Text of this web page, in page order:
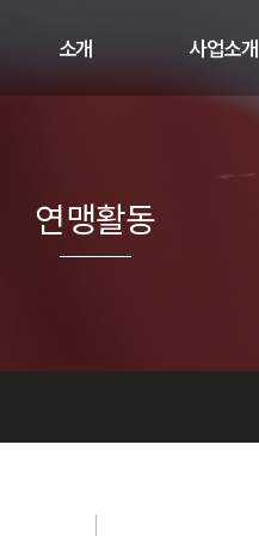
소개
연혁
오시는 길
사업소개
연맹활동